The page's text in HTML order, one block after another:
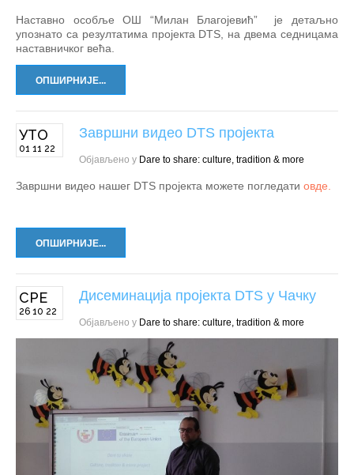
Наставно особље ОШ “Милан Благојевић” је детаљно
упознато са резултатима пројекта DTS, на двема седницама
наставничког већа.
ОПШИРНИЈЕ...
УТО
01 11 22
Завршни видео DTS пројекта
Објављено у Dare to share: culture, tradition & more
Завршни видео нашег DTS пројекта можете погледати овде.
ОПШИРНИЈЕ...
СРЕ
26 10 22
Дисеминација пројекта DTS у Чачку
Објављено у Dare to share: culture, tradition & more